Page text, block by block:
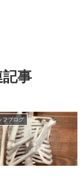
記事
フブログ